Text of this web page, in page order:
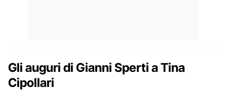
Gli auguri di Gianni Sperti a Tina
Cipollari